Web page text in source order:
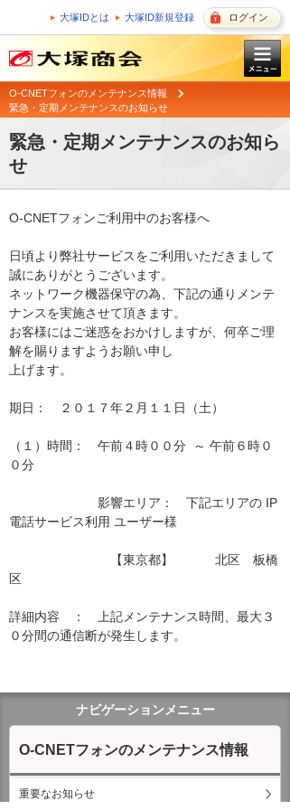
大塚IDとは 大塚ID新規登録 ログイン
O-CNETフォンのメンテナンス情報
緊急・定期メンテナンスのお知らせ
緊急・定期メンテナンスのお知ら
せ
O-CNETフォンご利用中のお客様へ
日頃より弊社サービスをご利用いただきまして
誠にありがとうございます。
ネットワーク機器保守の為、下記の通りメンテ
ナンスを実施させて頂きます。
お客様にはご迷惑をおかけしますが、何卒ご理
解を賜りますようお願い申し
上げます。
期日：　２０１７年２月１１日（土）
（１）時間：　午前４時００分  ～ 午前６時０
０分
影響エリア：　下記エリアの IP
電話サービス利用 ユーザー様
【東京都】　　　 北区　板橋
区
詳細内容　：　上記メンテナンス時間、最大３
０分間の通信断が発生します。
ナビゲーションメニュー
O-CNETフォンのメンテナンス情報
重要なお知らせ